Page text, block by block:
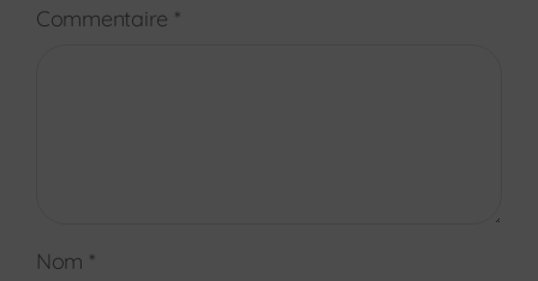
Commentaire *
Nom *